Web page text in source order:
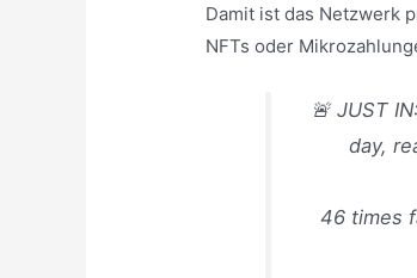
Damit ist das Netzwerk
NFTs oder
🚨 JUST
day,
46 times